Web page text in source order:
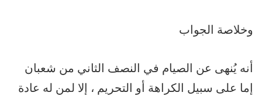
وخلاصة الجواب
أنه يُنهى عن الصيام في النصف الثاني من شعبان
إما على سبيل الكراهة أو التحريم ، إلا لمن له عادة